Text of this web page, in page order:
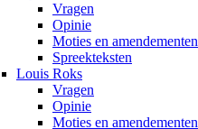
Vragen
Opinie
Moties en amendementen
Spreekteksten
Louis Roks
Vragen
Opinie
Moties en amendementen